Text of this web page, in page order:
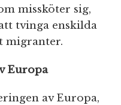
missköter sig,
tvinga enskilda
migranter.
Europa
av Europa,